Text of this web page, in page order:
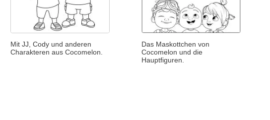
Mit JJ, Cody und anderen
Charakteren aus Cocomelon.
Das Maskottchen von
Cocomelon und die
Hauptfiguren.